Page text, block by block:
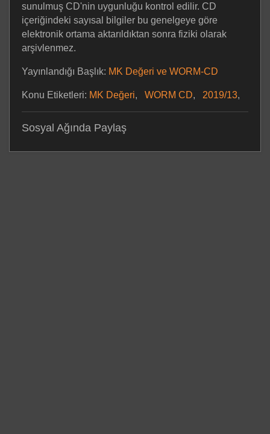
sunulmuş CD'nin uygunluğu kontrol edilir. CD
içeriğindeki sayısal bilgiler bu genelgeye göre
elektronik ortama aktarıldıktan sonra fiziki olarak
arşivlenmez.
Yayınlandığı Başlık: MK Değeri ve WORM-CD
Konu Etiketleri: MK Değeri, WORM CD, 2019/13,
Sosyal Ağında Paylaş